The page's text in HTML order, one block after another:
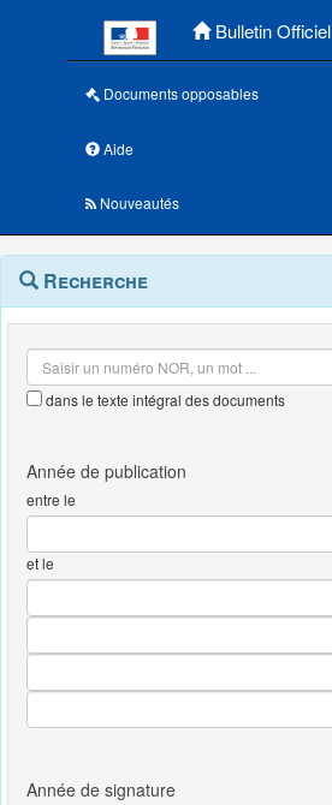
Bulletin Officiel
Documents opposables
Aide
Nouveautés
Navigation
outils
Menu
contextuel
Recherche
dans le texte intégral des documents
entre le
et le